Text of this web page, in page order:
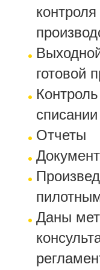
готовой
списании
Отчеты
Даны